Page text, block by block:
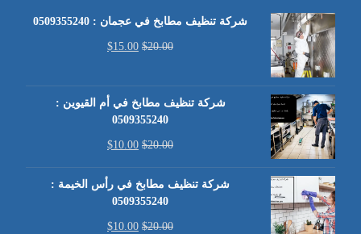
شركة تنظيف مطابخ في عجمان : 0509355240
$20.00
$15.00
شركة تنظيف مطابخ في أم القيوين :
0509355240
$20.00
$10.00
شركة تنظيف مطابخ في رأس الخيمة :
0509355240
$20.00
$10.00